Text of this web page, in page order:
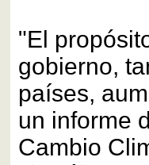
"El
gobierno,
países,
un informe
Cambio